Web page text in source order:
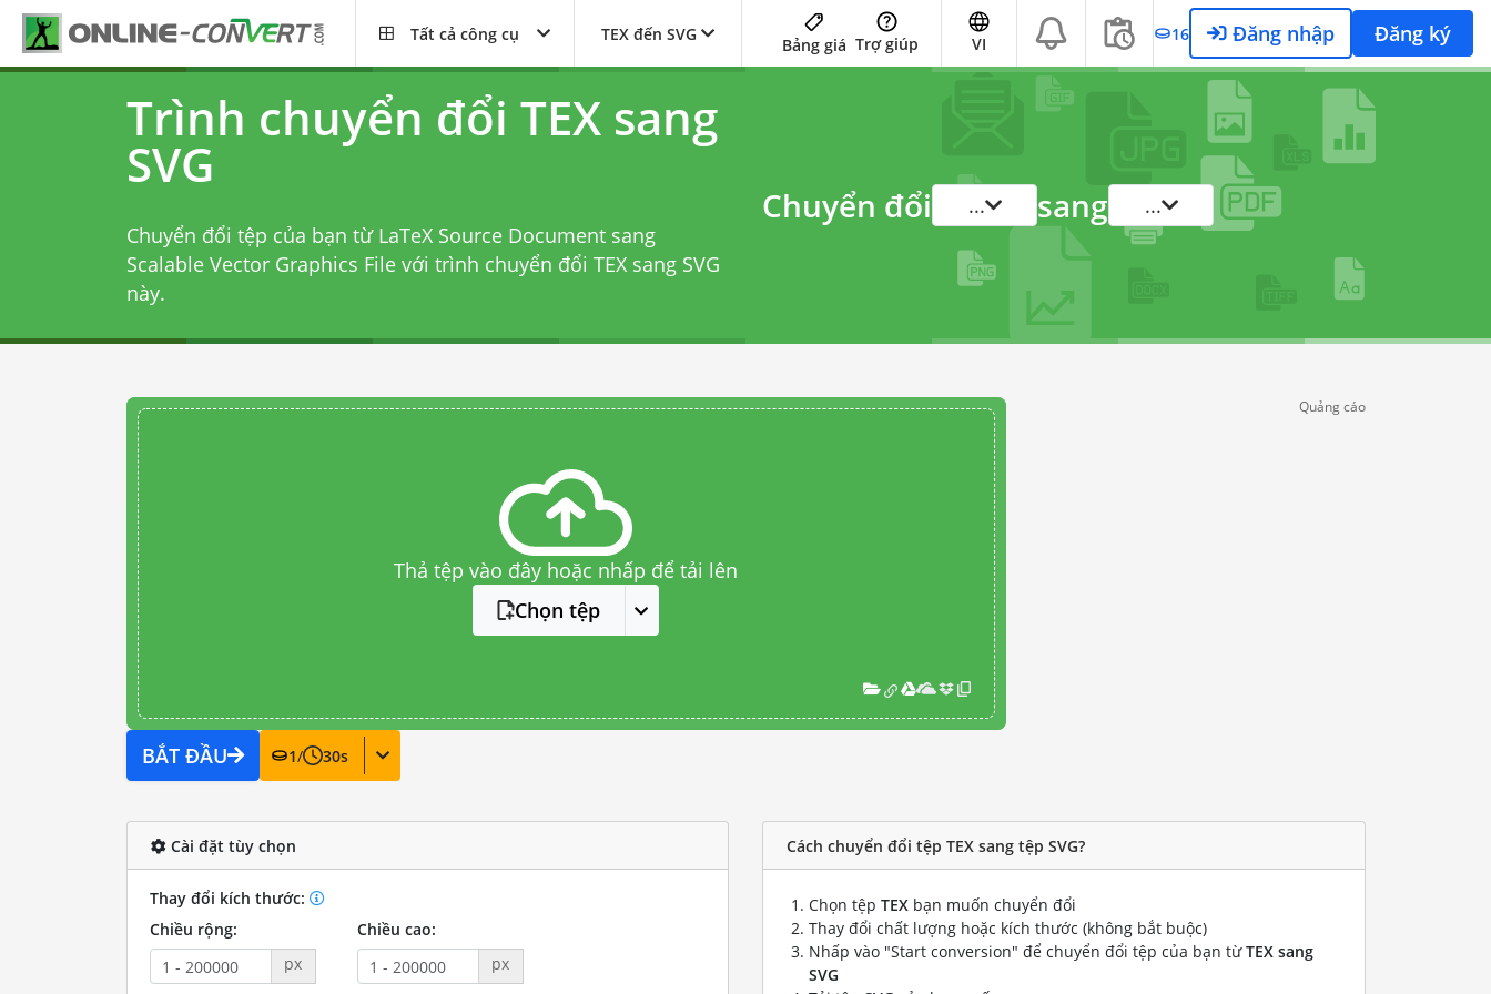
Tất cả công cụ TEX đến SVG
Bảng giá Trợ giúp VI 16 Đăng nhập Đăng ký
Trình chuyển đổi TEX sang
SVG
Chuyển đổi tệp của bạn từ LaTeX Source Document sang
Scalable Vector Graphics File với trình chuyển đổi TEX sang SVG
này.
Chuyển đổi ... sang ...
Thả tệp vào đây hoặc nhấp để tải lên
Chọn tệp
BẮT ĐẦU 1/ 30s
Quảng cáo
Cài đặt tùy chọn
Thay đổi kích thước:
Chiều rộng:
px
Chiều cao:
px
Cách chuyển đổi tệp TEX sang tệp SVG?
Chọn tệp TEX bạn muốn chuyển đổi
Thay đổi chất lượng hoặc kích thước (không bắt buộc)
Nhấp vào "Start conversion" để chuyển đổi tệp của bạn từTEX sang
SVG